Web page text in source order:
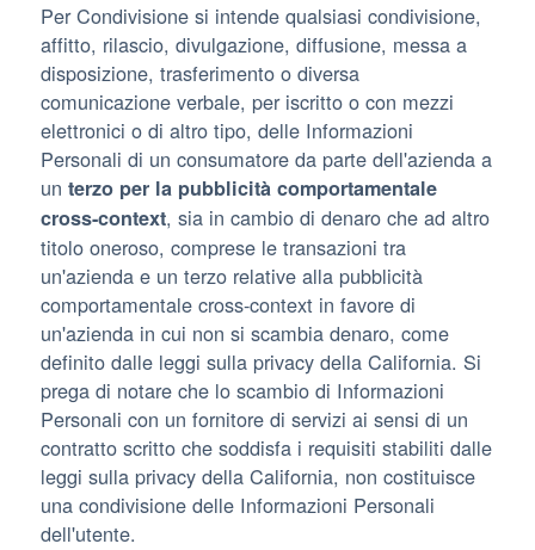
Per Condivisione si intende qualsiasi condivisione,
affitto, rilascio, divulgazione, diffusione, messa a
disposizione, trasferimento o diversa
comunicazione verbale, per iscritto o con mezzi
elettronici o di altro tipo, delle Informazioni
Personali di un consumatore da parte dell'azienda a
un terzo per la pubblicità comportamentale
cross-context, sia in cambio di denaro che ad altro
titolo oneroso, comprese le transazioni tra
un'azienda e un terzo relative alla pubblicità
comportamentale cross-context in favore di
un'azienda in cui non si scambia denaro, come
definito dalle leggi sulla privacy della California. Si
prega di notare che lo scambio di Informazioni
Personali con un fornitore di servizi ai sensi di un
contratto scritto che soddisfa i requisiti stabiliti dalle
leggi sulla privacy della California, non costituisce
una condivisione delle Informazioni Personali
dell'utente.